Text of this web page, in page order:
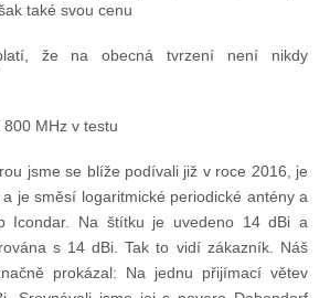
také svou cenu
že na obecná tvrzení není nikdy
800 MHz v testu
jsme se blíže podívali již v roce 2016, je
je směsí logaritmické periodické antény a
Icondar. Na štítku je uvedeno 14 dBi a
s 14 dBi. Tak to vidí zákazník. Náš
prokázal: Na jednu přijímací větev